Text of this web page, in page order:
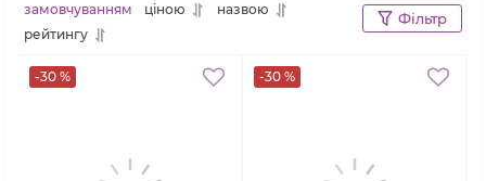
замовчуванням ціною
назвою
рейтингу
Фільтр
-30 % -30 %